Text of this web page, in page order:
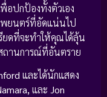
อปกป้องทั้งตัวเอง
ยนตร์ที่อัดแน่นไป
ยดที่จะทำให้คุณได้ลุ้น
ถานการณ์ที่อันตราย
และได้นักแสดง
และ Jon